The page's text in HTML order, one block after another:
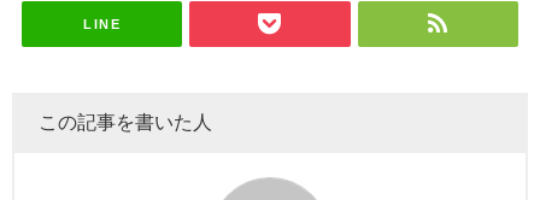
LINE
この記事を書いた人